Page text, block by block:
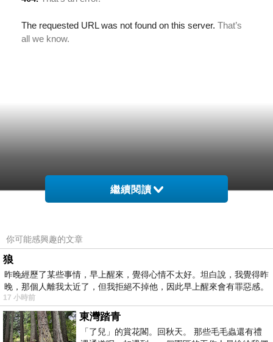
繼續閱讀
你可能感興趣的文章
狼
昨晚經歷了某些事情，早上醒來，覺得心情不太好。坦白說，我覺得昨
晚，那個人離我太近了，但我拒絕不掉他，因此早上醒來會有罪惡感。
17 小時前
東灣踏青
「了兒」的賞花閣。回秋天。 那些毛毛蟲還有禮